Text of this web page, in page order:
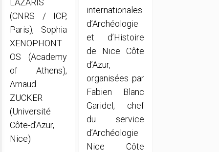
LAZARIS
(CNRS / ICP,
Paris), Sophia
XENOPHONT
OS (Academy
of Athens),
Arnaud
ZUCKER
(Université
Côte-d’Azur,
Nice)
internationales
d’Archéologie
et d’Histoire
de Nice Côte
d’Azur,
organisées par
Fabien Blanc
Garidel, chef
du service
d’Archéologie
Nice Côte